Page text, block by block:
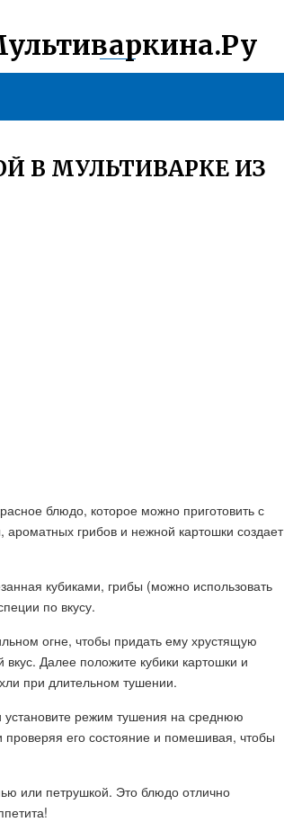
В МУЛЬТИВАРКЕ ИЗ
блюдо, которое можно приготовить с
грибов и нежной картошки создает
кубиками, грибы (можно использовать
по вкусу.
огне, чтобы придать ему хрустящую
Далее положите кубики картошки и
при длительном тушении.
установите режим тушения на среднюю
проверяя его состояние и помешивая, чтобы
или петрушкой. Это блюдо отлично